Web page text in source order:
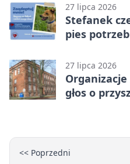
27 lipca 2026
Stefanek
pies
27 lipca 2026
głos o
<< Poprzedni